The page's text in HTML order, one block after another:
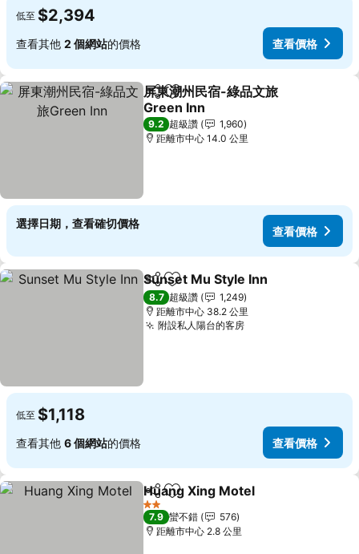
低至 $2,394
查看其他 2 個網站的價格 查看價格
分享 加入我的最愛
屏東潮州民宿-綠品文旅
Green Inn
9.2 超級讚
1,960
距離市中心 14.0 公里
選擇日期，查看確切價格
查看價格
分享 加入我的最愛
Sunset Mu Style Inn
8.7 超級讚
1,249
距離市中心 38.2 公里
附設私人陽台的客房
低至 $1,118
查看其他 6 個網站的價格 查看價格
分享 加入我的最愛
Huang Xing Motel
2 星級
7.9 蠻不錯
576
距離市中心 2.8 公里